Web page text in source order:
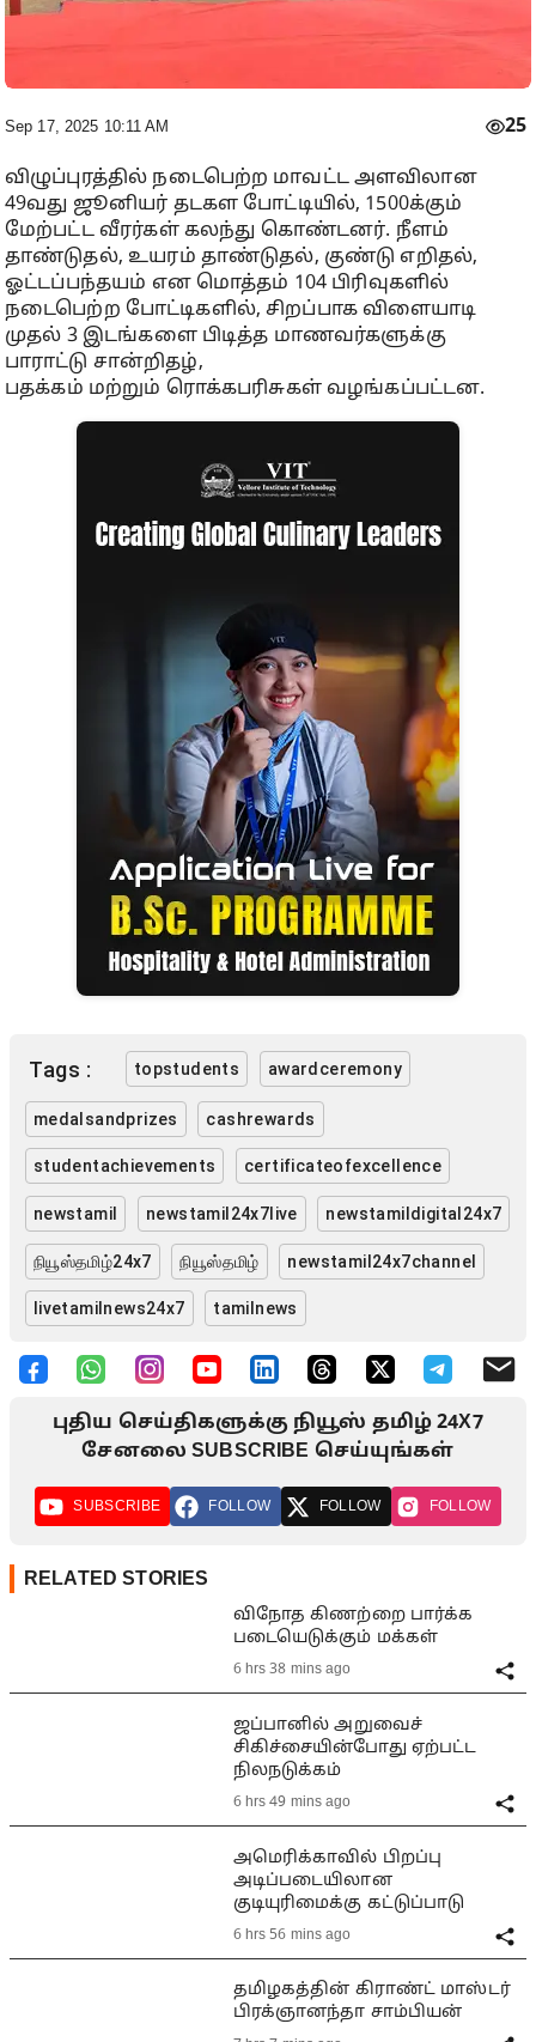
Sep 17, 2025 10:11 AM 25
விழுப்புரத்தில் நடைபெற்ற மாவட்ட அளவிலான
49வது ஜூனியர் தடகள போட்டியில், 1500க்கும்
மேற்பட்ட வீரர்கள் கலந்து கொண்டனர். நீளம்
தாண்டுதல், உயரம் தாண்டுதல், குண்டு எறிதல்,
ஓட்டப்பந்தயம் என மொத்தம் 104 பிரிவுகளில்
நடைபெற்ற போட்டிகளில், சிறப்பாக விளையாடி
முதல் 3 இடங்களை பிடித்த மாணவர்களுக்கு
பாராட்டு சான்றிதழ்,
பதக்கம் மற்றும் ரொக்கபரிசுகள் வழங்கப்பட்டன.
Tags : topstudents awardceremony
medalsandprizes cashrewards
studentachievements certificateofexcellence
newstamil newstamil24x7live newstamildigital24x7
நியூஸ்தமிழ்24x7 நியூஸ்தமிழ் newstamil24x7channel
livetamilnews24x7 tamilnews
புதிய செய்திகளுக்கு நியூஸ் தமிழ் 24X7
சேனலை SUBSCRIBE செய்யுங்கள்
SUBSCRIBE FOLLOW FOLLOW FOLLOW
RELATED STORIES
விநோத கிணற்றை பார்க்க
படையெடுக்கும் மக்கள்
6 hrs 38 mins ago
ஜப்பானில் அறுவைச்
சிகிச்சையின்போது ஏற்பட்ட
நிலநடுக்கம்
6 hrs 49 mins ago
அமெரிக்காவில் பிறப்பு
அடிப்படையிலான
குடியுரிமைக்கு கட்டுப்பாடு
6 hrs 56 mins ago
தமிழகத்தின் கிராண்ட் மாஸ்டர்
பிரக்ஞானந்தா சாம்பியன்